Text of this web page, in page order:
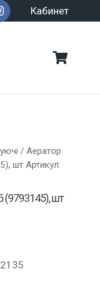
Кабинет
/ Аератор
шт Артикул:
(9793145), шт